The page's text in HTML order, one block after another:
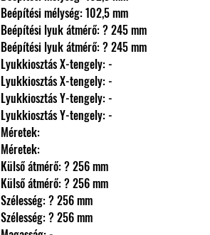
                Beépítési mélység: 102,5 mm
                Beépítési lyuk átmérő: ? 245 mm
                Beépítési lyuk átmérő: ? 245 mm
                Lyukkiosztás X-tengely: -
                Lyukkiosztás X-tengely: -
                Lyukkiosztás Y-tengely: -
                Lyukkiosztás Y-tengely: -
                Méretek:
                Méretek:
                Külső átmérő: ? 256 mm
                Külső átmérő: ? 256 mm
                Szélesség: ? 256 mm
                Szélesség: ? 256 mm